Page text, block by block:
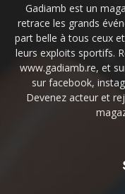
Gadiamb est un
retrace les grands
part belle à tous ceux
leurs exploits sportifs.
www.gadiamb.re, et
sur facebook,
Devenez acteur et